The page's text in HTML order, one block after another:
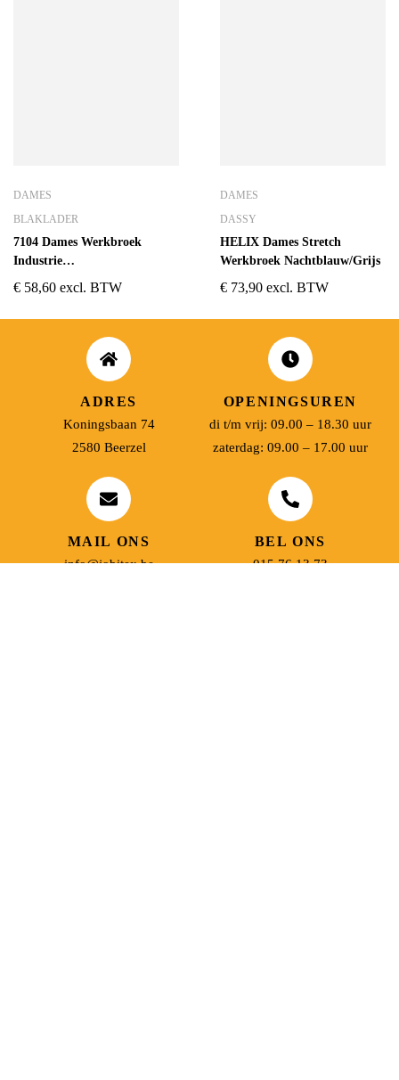
DAMES
BLAKLADER
7104 Dames Werkbroek
Industrie
Marineblauw/Korenblauw
€ 58,60 excl. BTW
DAMES
DASSY
HELIX Dames Stretch
Werkbroek Nachtblauw/Grijs
€ 73,90 excl. BTW
ADRES
Koningsbaan 74
2580 Beerzel
OPENINGSUREN
di t/m vrij: 09.00 – 18.30 uur
zaterdag: 09.00 – 17.00 uur
MAIL ONS
info@jobitex.be
BEL ONS
015 76 13 73